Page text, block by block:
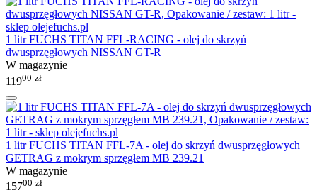
1 litr FUCHS TITAN FFL-RACING - olej do skrzyń
dwusprzęgłowych NISSAN GT-R
W magazynie
11900 zł
1 litr FUCHS TITAN FFL-7A - olej do skrzyń dwusprzęgłowych
GETRAG z mokrym sprzęgłem MB 239.21
W magazynie
15700 zł